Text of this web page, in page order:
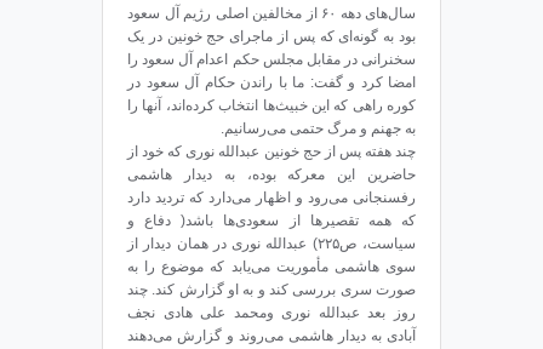
‌سال‌های دهه ۶۰ از مخالفین اصلی رژیم آل سعود
بود به گونه‌ای که پس از ماجرای حج خونین در یک
سخنرانی در مقابل مجلس حکم اعدام آل سعود را
امضا کرد و گفت: ما با راندن حکام آل سعود در
کوره راهی که این خبیث‌ها انتخاب کرده‌اند، آنها را
به جهنم و مرگ حتمی می‌رسانیم.
چند هفته پس از حج خونین عبدالله نوری که خود از
حاضرین این معرکه بوده، به دیدار هاشمی
رفسنجانی می‌رود و اظهار می‌دارد که تردید دارد
که همه تقصیرها از سعودی‌ها باشد( دفاع و
سیاست، ص۲۲۵) عبدالله نوری در همان دیدار از
سوی هاشمی مأموریت می‌یابد که موضوع را به
صورت سری بررسی کند و به او گزارش کند. چند
روز بعد عبدالله نوری ومحمد علی هادی نجف
آبادی به دیدار هاشمی می‌روند و گزارش می‌دهند